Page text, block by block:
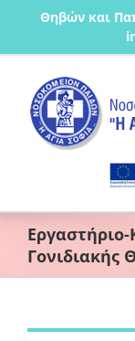
Μετάβαση
περιεχόμενο
Θηβών και
Γονιδιακής